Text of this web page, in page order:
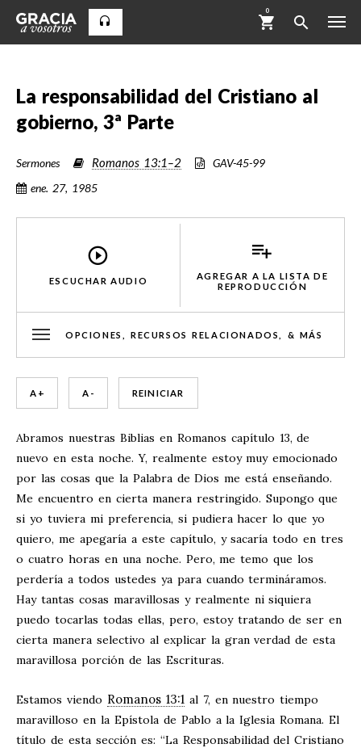
0
La responsabilidad del Cristiano al
gobierno, 3ª Parte
Sermones Romanos 13:1–2
GAV-45-99
ene. 27, 1985
ESCUCHAR AUDIO
AGREGAR A LA LISTA DE
REPRODUCCIÓN
OPCIONES, RECURSOS RELACIONADOS, & MÁS
A + A - REINICIAR
Abramos nuestras Biblias en Romanos capítulo 13, de
nuevo en esta noche. Y, realmente estoy muy emocionado
por las cosas que la Palabra de Dios me está enseñando.
Me encuentro en cierta manera restringido. Supongo que
si yo tuviera mi preferencia, si pudiera hacer lo que yo
quiero, me apegaría a este capítulo, y sacaría todo en tres
o cuatro horas en una noche. Pero, me temo que los
perdería a todos ustedes ya para cuando termináramos.
Hay tantas cosas maravillosas y realmente ni siquiera
puedo tocarlas todas ellas, pero, estoy tratando de ser en
cierta manera selectivo al explicar la gran verdad de esta
maravillosa porción de las Escrituras.
Estamos viendo Romanos 13:1al 7, en nuestro tiempo
maravilloso en la Epístola de Pablo a la Iglesia Romana. El
título de esta sección es: “La Responsabilidad del Cristiano